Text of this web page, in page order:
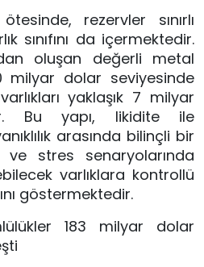
rezervler sınırlı
sınıfını da içermektedir.
oluşan değerli metal
milyar dolar seviyesinde
yaklaşık 7 milyar
Bu yapı, likidite ile
arasında bilinçli bir
ve stres senaryolarında
varlıklara kontrollü
göstermektedir.
183 milyar dolar